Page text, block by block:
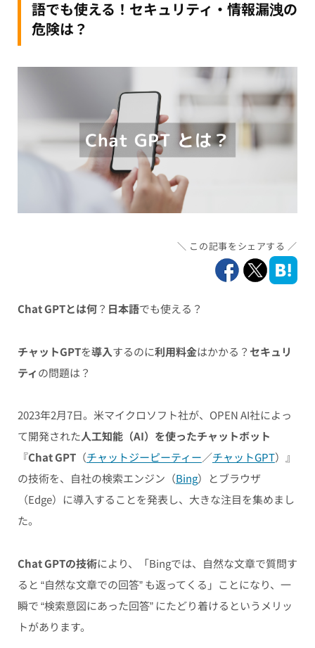
語でも使える！セキュリティ・情報漏洩の
危険は？
この記事をシェアする
Chat GPTとは何？ 日本語でも使える？
チャットGPTを導入するのに利用料金はかかる？ セキュリ
ティの問題は？
2023年2月7日。米マイクロソフト社が、OPEN AI社によっ
て開発された人工知能（AI）を使ったチャットボット
『Chat GPT（チャットジーピーティー／チャットGPT）』
の技術を、自社の検索エンジン（Bing）とブラウザ
（Edge）に導入することを発表し、大きな注目を集めまし
た。
Chat GPTの技術により、「Bingでは、自然な文章で質問す
ると “自然な文章での回答” も返ってくる」ことになり、一
瞬で “検索意図にあった回答” にたどり着けるというメリッ
トがあります。